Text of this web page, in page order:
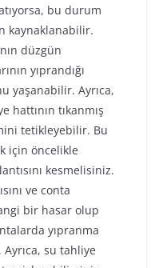
bu durum
kaynaklanabilir.
düzgün
yıprandığı
yaşanabilir. Ayrıca,
hattının tıkanmış
tetikleyebilir. Bu
için öncelikle
kesmelisiniz.
ve conta
bir hasar olup
yıpranma
su tahliye